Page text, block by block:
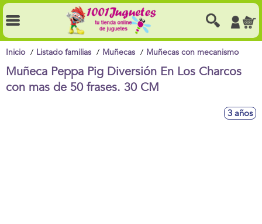
Inicio Listado familias Muñecas Muñecas con mecanismo
Muñeca Peppa Pig Diversión En Los Charcos
con mas de 50 frases. 30 CM
3 años